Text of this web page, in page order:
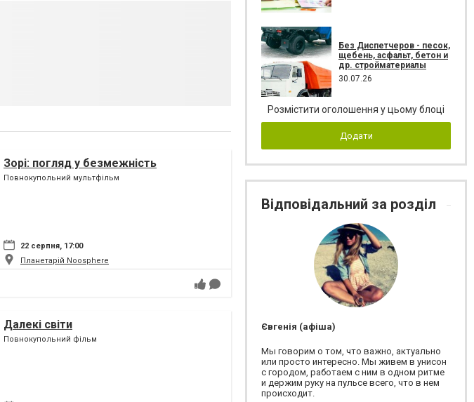
Зорі: погляд у безмежність
Повнокупольний мультфільм
22 серпня, 17:00
Планетарій Noosphere
Далекі світи
Повнокупольний фільм
Без Диспетчеров - песок,
щебень, асфальт, бетон и
др. стройматериалы
30.07.26
Розмістити оголошення у цьому блоці
Додати
Відповідальний за розділ
Євгенія (афіша)
Мы говорим о том, что важно, актуально
или просто интересно. Мы живем в унисон
с городом, работаем с ним в одном ритме
и держим руку на пульсе всего, что в нем
происходит.